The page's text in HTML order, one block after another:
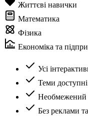
Життєві навички
Математика
Фізика
Економіка та
Усі
Теми доступні
Необмежений
Без реклами